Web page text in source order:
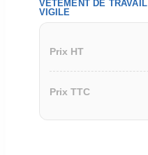
VETEMENT DE
VIGILE
Prix HT
Prix TTC